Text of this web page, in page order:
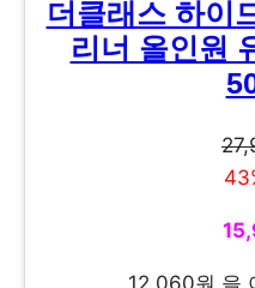
더클래스 하이
리너 올인원